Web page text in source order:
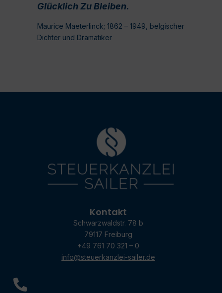
Glücklich Zu Bleiben.
Maurice Maeterlinck; 1862 – 1949, belgischer
Dichter und Dramatiker
Kontakt
Schwarzwaldstr. 78 b
79117 Freiburg
+49 761 70 321 – 0
info@steuerkanzlei-sailer.de